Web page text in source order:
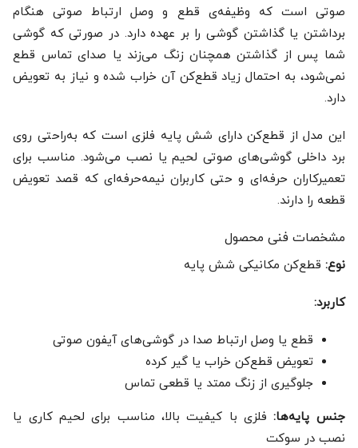
صوتی است که وظیفه‌ی قطع و وصل ارتباط صوتی هنگام
برداشتن یا گذاشتن گوشی را بر عهده دارد. در صورتی که گوشی
شما پس از گذاشتن همچنان زنگ می‌زند یا صدای تماس قطع
نمی‌شود، به احتمال زیاد قطع‌کن آن خراب شده و نیاز به تعویض
دارد.
این مدل از قطع‌کن دارای شش پایه فلزی است که به‌راحتی روی
برد داخلی گوشی‌های صوتی لحیم یا نصب می‌شود. مناسب برای
تعمیرکاران حرفه‌ای و حتی کاربران نیمه‌حرفه‌ای که قصد تعویض
قطعه را دارند.
مشخصات فنی محصول
نوع: قطع‌کن مکانیکی شش پایه
کاربرد:
قطع یا وصل ارتباط صدا در گوشی‌های آیفون صوتی
تعویض قطع‌کن خراب یا گیر کرده
جلوگیری از زنگ ممتد یا قطعی تماس
جنس پایه‌ها:فلزی با کیفیت بالا، مناسب برای لحیم کاری یا
نصب در سوکت